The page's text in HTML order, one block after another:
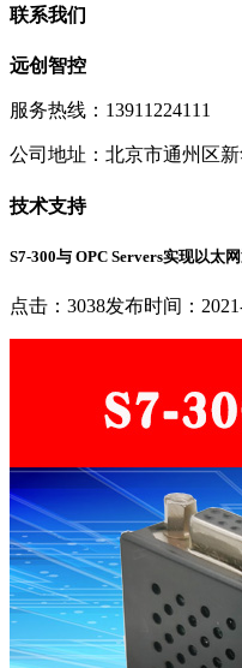
联系我们
远创智控
服务热线：13911224111
公司地址：北京市通州区
技术支持
S7-300与 OPC Servers实现以太
点击：3038发布时间：